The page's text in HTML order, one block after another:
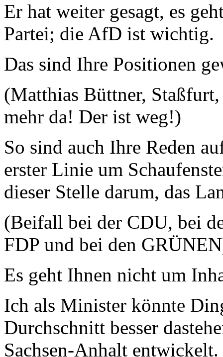
Er hat weiter gesagt, es
Partei; die AfD ist wichtig.
Das sind Ihre Positionen
(Matthias Büttner,
mehr da! Der ist weg!)
So sind auch Ihre Reden
erster Linie um
dieser Stelle darum, das
(Beifall bei der CDU, bei
FDP und bei den
Es geht Ihnen nicht um
Ich als Minister könnte
Durchschnitt besser
Sachsen-Anhalt